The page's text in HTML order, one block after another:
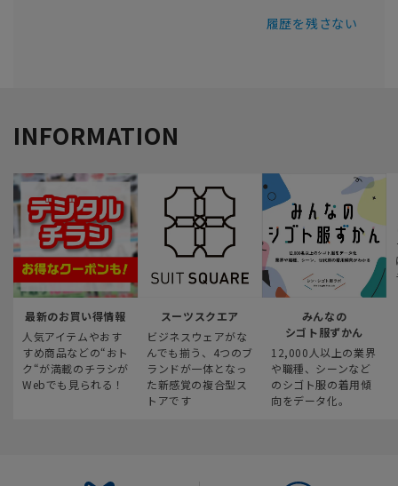
履歴を残さない
INFORMATION
最新のお買い得情報
人気アイテムやおす
すめ商品などの“おト
ク“が満載のチラシが
Webでも見られる！
スーツスクエア
ビジネスウェアがな
んでも揃う、4つのブ
ランドが一体となっ
た新感覚の複合型ス
トアです
みんなの
シゴト服ずかん
12,000人以上の業界
や職種、シーンなど
のシゴト服の着用傾
向をデータ化。